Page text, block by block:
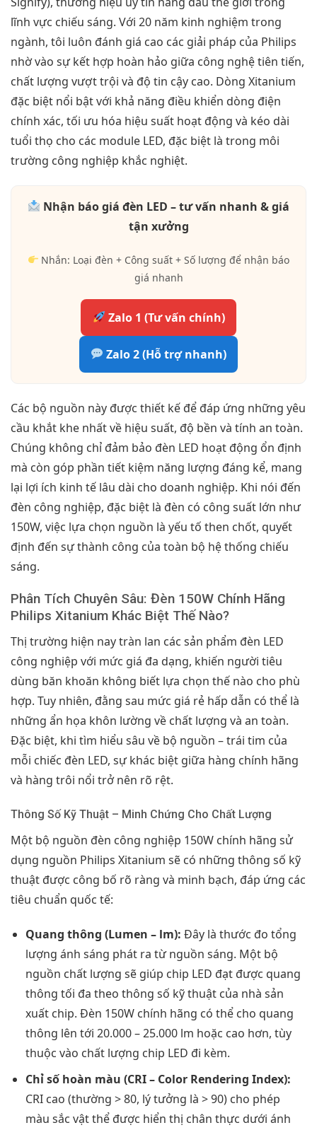
lĩnh vực chiếu sáng. Với 20 năm kinh nghiệm trong
ngành, tôi luôn đánh giá cao các giải pháp của Philips
nhờ vào sự kết hợp hoàn hảo giữa công nghệ tiên tiến,
chất lượng vượt trội và độ tin cậy cao. Dòng Xitanium
đặc biệt nổi bật với khả năng điều khiển dòng điện
chính xác, tối ưu hóa hiệu suất hoạt động và kéo dài
tuổi thọ cho các module LED, đặc biệt là trong môi
trường công nghiệp khắc nghiệt.
Nhận báo giá đèn LED – tư vấn nhanh & giá
tận xưởng
Nhắn: Loại đèn + Công suất + Số lượng để nhận báo
giá nhanh
Zalo 1 (Tư vấn chính)
Zalo 2 (Hỗ trợ nhanh)
Các bộ nguồn này được thiết kế để đáp ứng những yêu
cầu khắt khe nhất về hiệu suất, độ bền và tính an toàn.
Chúng không chỉ đảm bảo đèn LED hoạt động ổn định
mà còn góp phần tiết kiệm năng lượng đáng kể, mang
lại lợi ích kinh tế lâu dài cho doanh nghiệp. Khi nói đến
đèn công nghiệp, đặc biệt là đèn có công suất lớn như
150W, việc lựa chọn nguồn là yếu tố then chốt, quyết
định đến sự thành công của toàn bộ hệ thống chiếu
sáng.
Phân Tích Chuyên Sâu: Đèn 150W Chính Hãng
Philips Xitanium Khác Biệt Thế Nào?
Thị trường hiện nay tràn lan các sản phẩm đèn LED
công nghiệp với mức giá đa dạng, khiến người tiêu
dùng băn khoăn không biết lựa chọn thế nào cho phù
hợp. Tuy nhiên, đằng sau mức giá rẻ hấp dẫn có thể là
những ẩn họa khôn lường về chất lượng và an toàn.
Đặc biệt, khi tìm hiểu sâu về bộ nguồn – trái tim của
mỗi chiếc đèn LED, sự khác biệt giữa hàng chính hãng
và hàng trôi nổi trở nên rõ rệt.
Thông Số Kỹ Thuật – Minh Chứng Cho Chất Lượng
Một bộ nguồn đèn công nghiệp 150W chính hãng sử
dụng nguồn Philips Xitanium sẽ có những thông số kỹ
thuật được công bố rõ ràng và minh bạch, đáp ứng các
tiêu chuẩn quốc tế:
Quang thông (Lumen – lm): Đây là thước đo tổng
lượng ánh sáng phát ra từ nguồn sáng. Một bộ
nguồn chất lượng sẽ giúp chip LED đạt được quang
thông tối đa theo thông số kỹ thuật của nhà sản
xuất chip. Đèn 150W chính hãng có thể cho quang
thông lên tới 20.000 – 25.000 lm hoặc cao hơn, tùy
thuộc vào chất lượng chip LED đi kèm.
Chỉ số hoàn màu (CRI – Color Rendering Index):
CRI cao (thường > 80, lý tưởng là > 90) cho phép
màu sắc vật thể được hiển thị chân thực dưới ánh